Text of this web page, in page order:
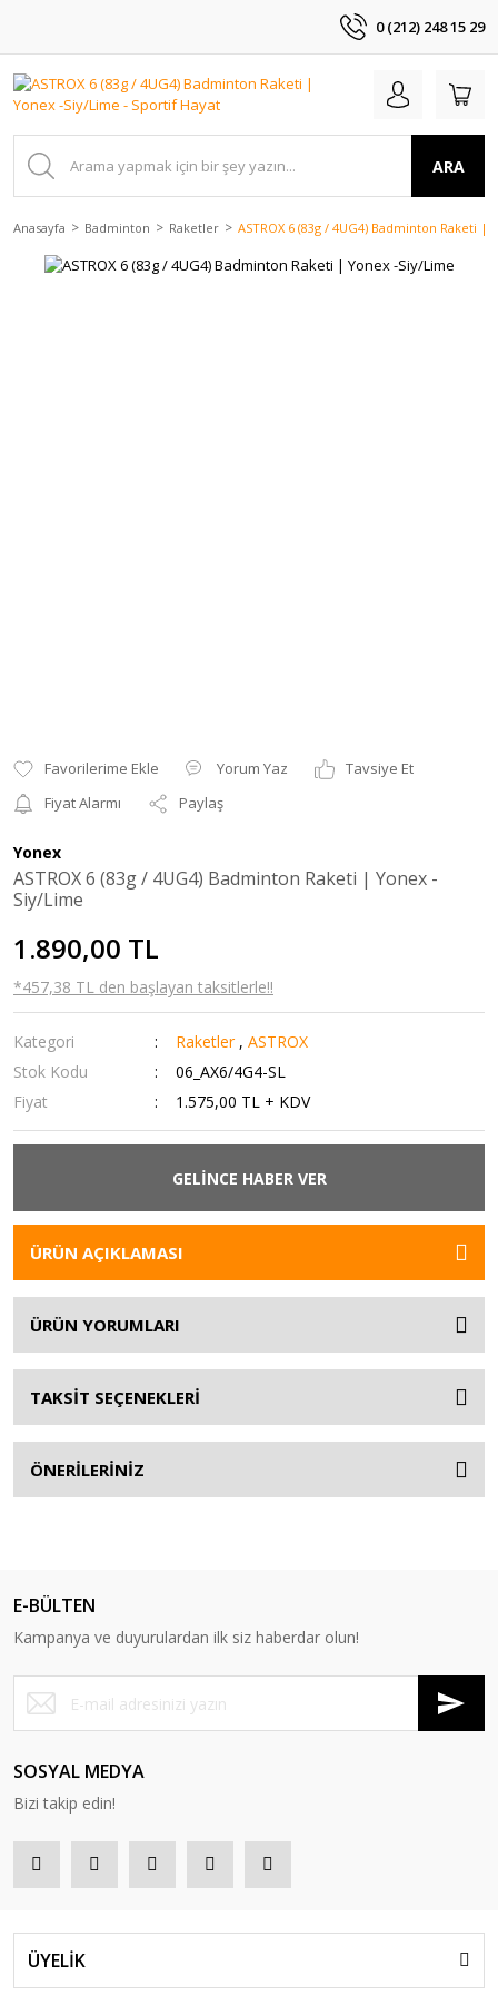
0 (212) 248 15 29
ARA
Anasayfa Badminton Raketler ASTROX 6 (83g / 4UG4) Badminton Raketi |
Yorum Yaz
Tavsiye Et
Fiyat Alarmı
Paylaş
Yonex
ASTROX 6 (83g / 4UG4) Badminton Raketi | Yonex -
Siy/Lime
1.890,00 TL
*457,38 TL den başlayan taksitlerle!!
Kategori Raketler ,ASTROX
Stok Kodu
06_AX6/4G4-SL
Fiyat
1.575,00 TL + KDV
GELİNCE HABER VER
ÜRÜN AÇIKLAMASI
ÜRÜN YORUMLARI
TAKSİT SEÇENEKLERİ
ÖNERİLERİNİZ
E-BÜLTEN
Kampanya ve duyurulardan ilk siz haberdar olun!
SOSYAL MEDYA
Bizi takip edin!
ÜYELİK